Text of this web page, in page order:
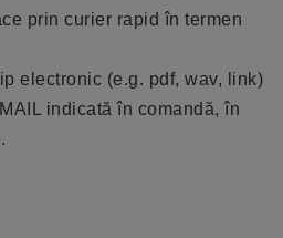
prin curier rapid în termen
electronic (e.g. pdf, wav, link)
indicată în comandă, în